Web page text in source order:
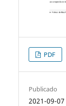
PDF
Publicado
2021-09-07